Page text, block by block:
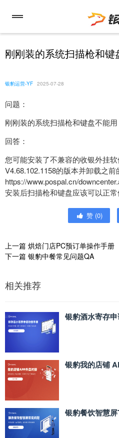
刚刚装的系统扫描枪和键
银豹运营-YF 2025-07-28
问题：
刚刚装的系统扫描枪和键盘不能用
回答：
您可能安装了不兼容的收银外挂
V4.68.102.1158的版本并卸载之
https://www.pospal.cn/
安装后扫描枪和键盘应该可以正常
赞 (0)
上一篇 烘焙门店PC预订单操作手册
下一篇 银豹中餐常见问题QA
相关推荐
银豹酒水寄存
银豹我的店铺
银豹餐饮智慧